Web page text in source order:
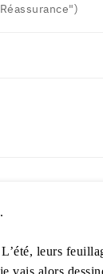
leurs
vais alors